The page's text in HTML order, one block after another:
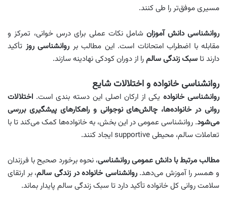
مسیری موفق‌تر را طی کنند.
روانشناسی دانش آموزانشامل نکات عملی برای درس‌ خوانی، تمرکز و
مقابله با اضطراب امتحانات است. این مطالب بر روانشناسی روز تأکید
دارند تا سبک زندگی سالمرا از دوران کودکی نهادینه سازند.
روانشناسی خانواده و اختلالات شایع
روانشناسی خانواده یکی از ارکان اصلی این دسته‌ بندی است. اختلالات
روانی در خانواده‌ها، چالش‌های نوجوانی و راهکارهای پیشگیری بررسی
می‌شود. روانشناسی عمومی در این بخش، به خانواده‌ها کمک می‌کند تا با
تعاملات سالم، محیطی supportive ایجاد کنند.
مطالب مرتبط با دانش عمومی روانشناسی، نحوه برخورد صحیح با فرزندان
و همسر را آموزش می‌دهد.روانشناسی خانواده در زندگی سالم، بر ارتقای
سلامت روانی کل خانواده تأکید دارد تا سبک زندگی سالم پایدار بماند.